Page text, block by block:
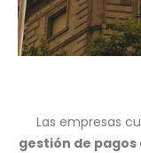
Las empresas
gestión de